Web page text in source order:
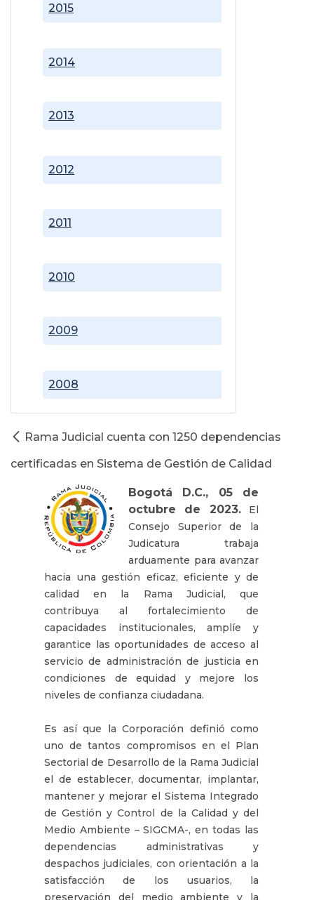
2008
2009
2010
2011
2012
2013
2014
2015
Rama Judicial cuenta con 1250 dependencias
certificadas en Sistema de Gestión de Calidad
Bogotá D.C., 05 de
octubre de 2023.El
Consejo Superior de la
Judicatura trabaja
arduamente para avanzar
hacia una gestión eficaz, eficiente y de
calidad en la Rama Judicial, que
contribuya al fortalecimiento de
capacidades institucionales, amplíe y
garantice las oportunidades de acceso al
servicio de administración de justicia en
condiciones de equidad y mejore los
niveles de confianza ciudadana.
Es así que la Corporación definió como
uno de tantos compromisos en el Plan
Sectorial de Desarrollo de la Rama Judicial
el de establecer, documentar, implantar,
mantener y mejorar el Sistema Integrado
de Gestión y Control de la Calidad y del
Medio Ambiente – SIGCMA-, en todas las
dependencias administrativas y
despachos judiciales, con orientación a la
satisfacción de los usuarios, la
preservación del medio ambiente y la